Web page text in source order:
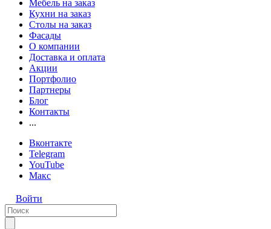
Мебель на заказ
Кухни на заказ
Столы на заказ
Фасады
О компании
Доставка и оплата
Акции
Портфолио
Партнеры
Блог
Контакты
...
Вконтакте
Telegram
YouTube
Макс
Войти